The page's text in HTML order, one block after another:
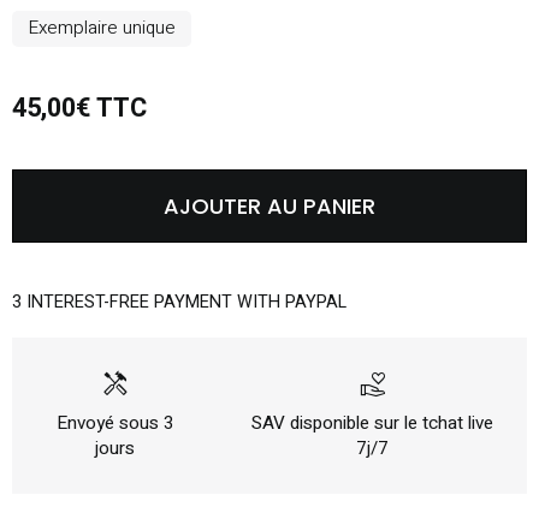
Exemplaire unique
45,00€ TTC
AJOUTER AU PANIER
3 INTEREST-FREE PAYMENT WITH PAYPAL
handyman
Envoyé sous 3
jours
volunteer_activism
SAV disponible sur le tchat live
7j/7